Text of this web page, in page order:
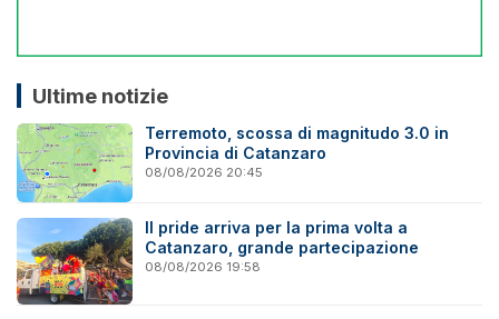
Ultime notizie
Terremoto, scossa di magnitudo 3.0 in
Provincia di Catanzaro
08/08/2026 20:45
Il pride arriva per la prima volta a
Catanzaro, grande partecipazione
08/08/2026 19:58